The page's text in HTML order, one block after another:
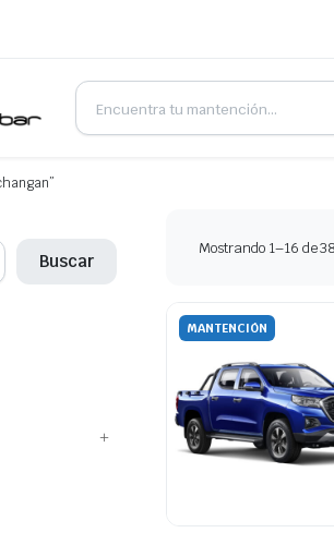
Products
search
Mostrando 1–16 de
MANTENCIÓN
Buscar